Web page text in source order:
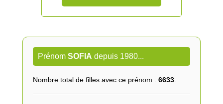
Prénom SOFIA depuis 1980...
Nombre total de filles avec ce prénom : 6633.